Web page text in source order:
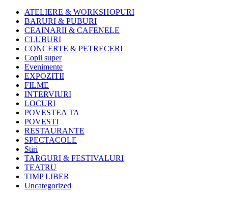
ATELIERE & WORKSHOPURI
BARURI & PUBURI
CEAINARII & CAFENELE
CLUBURI
CONCERTE & PETRECERI
Copii super
Evenimente
EXPOZITII
FILME
INTERVIURI
LOCURI
POVESTEA TA
POVESTI
RESTAURANTE
SPECTACOLE
Stiri
TARGURI & FESTIVALURI
TEATRU
TIMP LIBER
Uncategorized